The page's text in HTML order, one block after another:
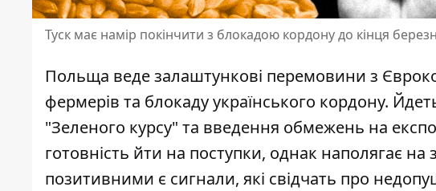
Туск має намір покінчити з блокадою кордону до кінця
Польща веде залаштункові перемовини з
фермерів та блокаду українського кордону.
"Зеленого курсу" та введення обмежень на
готовність йти на поступки, однак наполягає
позитивними є сигнали, які свідчать про